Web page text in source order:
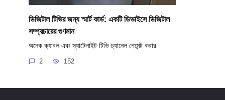
ডিজিটাল টিভির জন্য স্মার্ট কার্ড: একটি ডিভাইসে ডিজিটাল
সম্প্রচারের গুণমান
অনেক ক্যাবল এবং স্যাটেলাইট টিভি চ্যানেল পেমেন্ট করার
2 152